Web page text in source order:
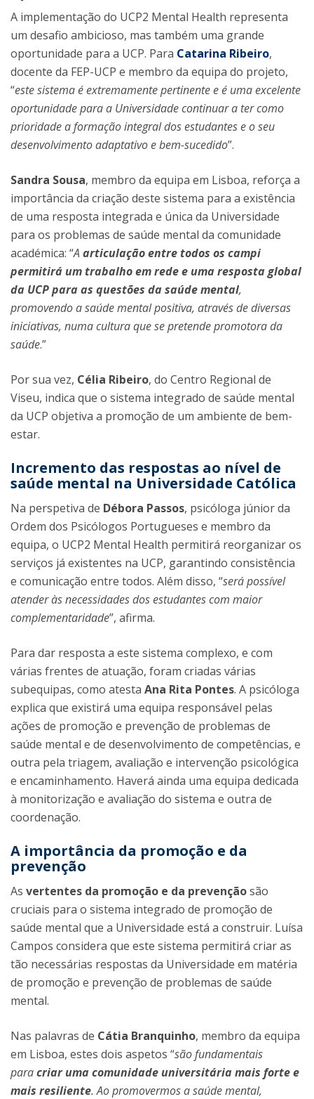
A implementação do UCP2 Mental Health representa
um desafio ambicioso, mas também uma grande
oportunidade para a UCP. Para Catarina Ribeiro,
docente da FEP-UCP e membro da equipa do projeto,
“este sistema é extremamente pertinente e é uma excelente
oportunidade para a Universidade continuar a ter como
prioridade a formação integral dos estudantes e o seu
desenvolvimento adaptativo e bem-sucedido”.
Sandra Sousa, membro da equipa em Lisboa, reforça a
importância da criação deste sistema para a existência
de uma resposta integrada e única da Universidade
para os problemas de saúde mental da comunidade
académica: “A articulação entre todos os campi
permitirá um trabalho em rede e uma resposta global
da UCP para as questões da saúde mental,
promovendo a saúde mental positiva, através de diversas
iniciativas, numa cultura que se pretende promotora da
saúde.”
Por sua vez, Célia Ribeiro, do Centro Regional de
Viseu, indica que o sistema integrado de saúde mental
da UCP objetiva a promoção de um ambiente de bem-
estar.
Incremento das respostas ao nível de
saúde mental na Universidade Católica
Na perspetiva de Débora Passos, psicóloga júnior da
Ordem dos Psicólogos Portugueses e membro da
equipa, o UCP2 Mental Health permitirá reorganizar os
serviços já existentes na UCP, garantindo consistência
e comunicação entre todos. Além disso, “será possível
atender às necessidades dos estudantes com maior
complementaridade”, afirma.
Para dar resposta a este sistema complexo, e com
várias frentes de atuação, foram criadas várias
subequipas, como atesta Ana Rita Pontes. A psicóloga
explica que existirá uma equipa responsável pelas
ações de promoção e prevenção de problemas de
saúde mental e de desenvolvimento de competências, e
outra pela triagem, avaliação e intervenção psicológica
e encaminhamento. Haverá ainda uma equipa dedicada
à monitorização e avaliação do sistema e outra de
coordenação.
A importância da promoção e da
prevenção
As vertentes da promoção e da prevençãosão
cruciais para o sistema integrado de promoção de
saúde mental que a Universidade está a construir. Luísa
Campos considera que este sistema permitirá criar as
tão necessárias respostas da Universidade em matéria
de promoção e prevenção de problemas de saúde
mental.
Nas palavras de Cátia Branquinho, membro da equipa
em Lisboa, estes dois aspetos “são fundamentais
paracriar uma comunidade universitária mais forte e
mais resiliente. Ao promovermos a saúde mental,